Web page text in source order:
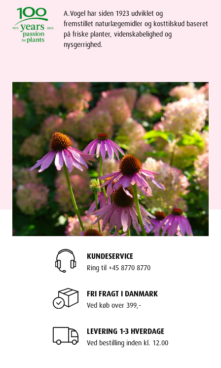
A.Vogel har siden 1923 udviklet og
fremstillet naturlægemidler og kosttilskud baseret
på friske planter, videnskabelighed og
nysgerrighed.
KUNDESERVICE
Ring til +45 8770 8770
FRI FRAGT I DANMARK
Ved køb over 399,-
LEVERING 1-3 HVERDAGE
Ved bestilling inden kl. 12.00